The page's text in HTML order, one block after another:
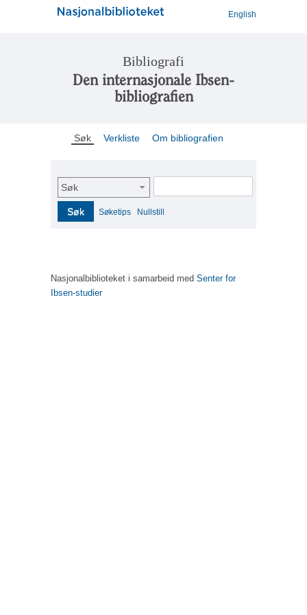
English
Bibliografi
Den internasjonale Ibsen-
bibliografien
Søk Verkliste Om bibliografien
Søk
Søk Søketips Nullstill
Nasjonalbiblioteket i samarbeid med Senter for
Ibsen-studier